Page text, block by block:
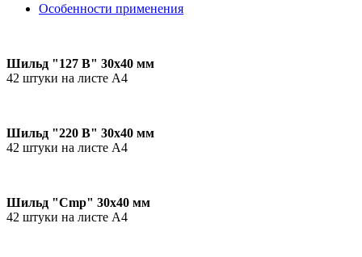
Особенности применения
Шильд "127 В" 30х40 мм
42 штуки на листе А4
Шильд "220 В" 30х40 мм
42 штуки на листе А4
Шильд "Cmp" 30х40 мм
42 штуки на листе А4